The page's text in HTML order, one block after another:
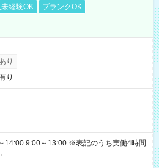
経験OK
ブランクOK
り
り
13:00 ※表記のうち実働4時間